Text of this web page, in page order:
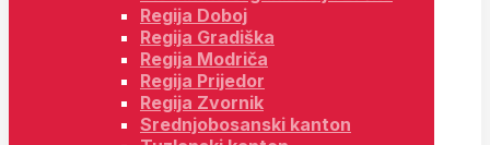
Regija Doboj
Regija Gradiška
Regija Modriča
Regija Prijedor
Regija Zvornik
Srednjobosanski kanton